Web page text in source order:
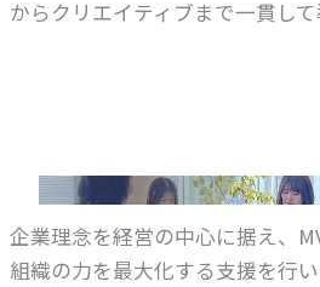
からクリエイティブまで一貫して
企業理念を経営の中心に据え、
組織の力を最大化する支援を行い